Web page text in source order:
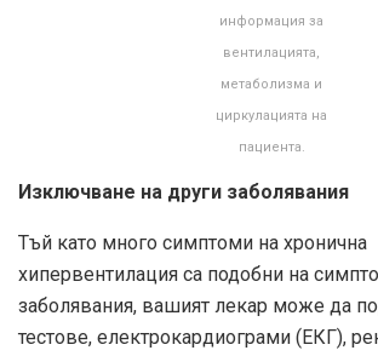
информация за
вентилацията,
метаболизма и
циркулацията на
пациента.
Изключване на други заболявания
Тъй като много симптоми на хронична
хипервентилация са подобни на
заболявания, вашият лекар може да
тестове, електрокардиограми (ЕКГ),